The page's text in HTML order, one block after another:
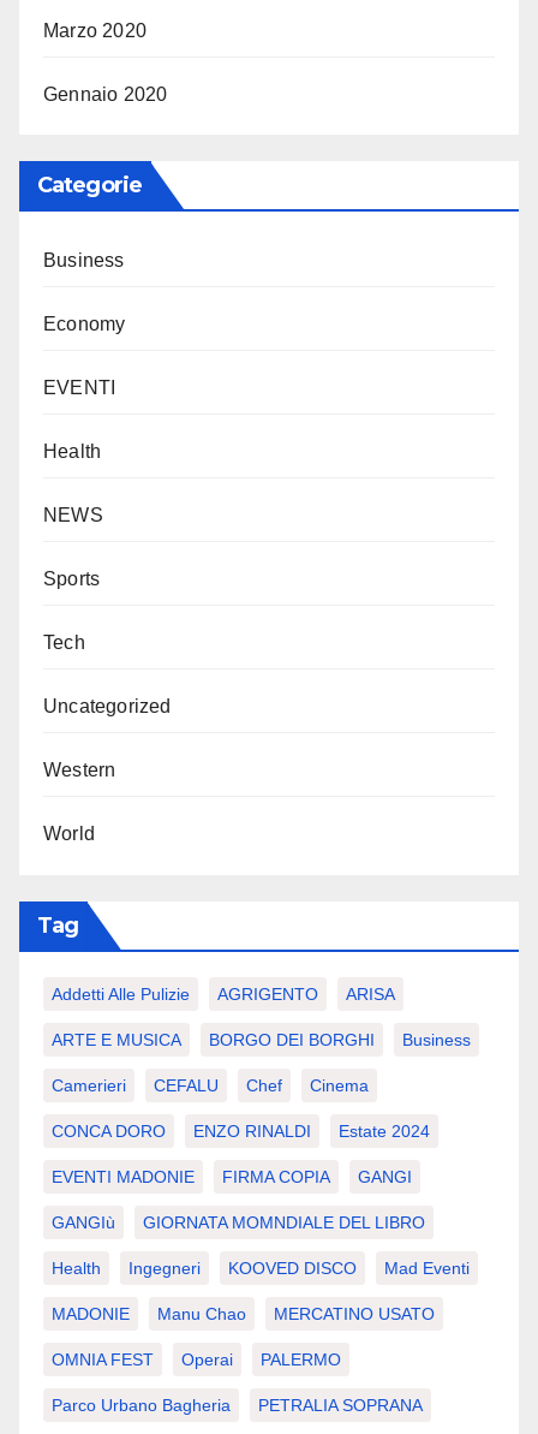
Marzo 2020
Gennaio 2020
Categorie
Business
Economy
EVENTI
Health
NEWS
Sports
Tech
Uncategorized
Western
World
Tag
Addetti Alle Pulizie AGRIGENTO ARISA
ARTE E MUSICA BORGO DEI BORGHI Business
Camerieri CEFALU Chef Cinema
CONCA DORO ENZO RINALDI Estate 2024
EVENTI MADONIE FIRMA COPIA GANGI
GANGIù GIORNATA MOMNDIALE DEL LIBRO
Health Ingegneri KOOVED DISCO Mad Eventi
MADONIE Manu Chao MERCATINO USATO
OMNIA FEST Operai PALERMO
Parco Urbano Bagheria PETRALIA SOPRANA